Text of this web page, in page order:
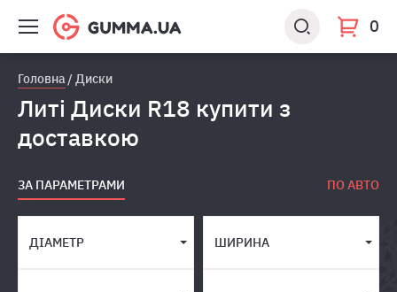
0
Головна Диски
Литі Диски R18 купити з
доставкою
ЗА ПАРАМЕТРАМИ ПО АВТО
ДІАМЕТР ШИРИНА